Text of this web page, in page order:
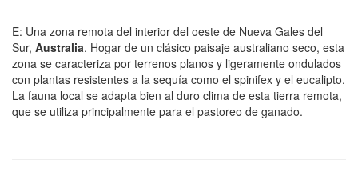
E: Una zona remota del interior del oeste de Nueva Gales del
Sur, Australia. Hogar de un clásico paisaje australiano seco, esta
zona se caracteriza por terrenos planos y ligeramente ondulados
con plantas resistentes a la sequía como el spinifex y el eucalipto.
La fauna local se adapta bien al duro clima de esta tierra remota,
que se utiliza principalmente para el pastoreo de ganado.